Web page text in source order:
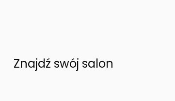
Znajdź swój salon